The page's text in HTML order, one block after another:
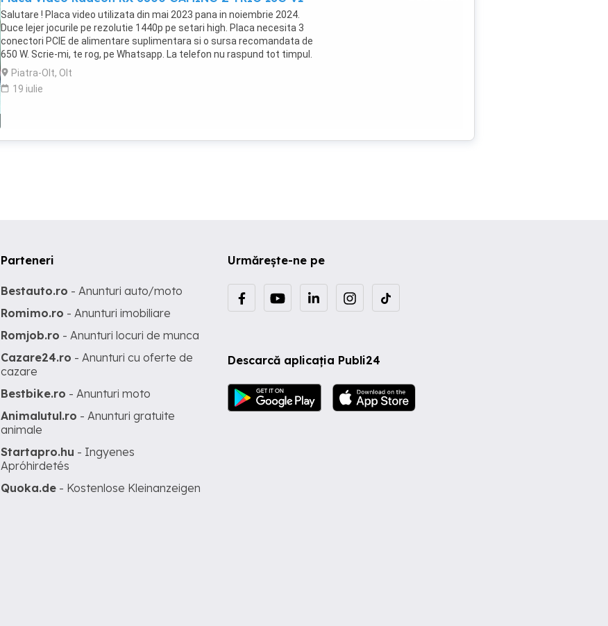
Salutare ! Placa video utilizata din mai 2023 pana in noiembrie 2024.
Duce lejer jocurile pe rezolutie 1440p pe setari high. Placa necesita 3
conectori PCIE de alimentare suplimentara si o sursa recomandata de
650 W. Scrie-mi, te rog, pe Whatsapp. La telefon nu raspund tot timpul.
Piatra-Olt, Olt
19 iulie
Urmărește-ne pe
Descarcă aplicația Publi24
Parteneri
Bestauto.ro - Anunturi auto/moto
Romimo.ro - Anunturi imobiliare
Romjob.ro - Anunturi locuri de munca
Cazare24.ro - Anunturi cu oferte de
cazare
Bestbike.ro - Anunturi moto
Animalutul.ro - Anunturi gratuite
animale
Startapro.hu - Ingyenes
Apróhirdetés
Quoka.de - Kostenlose Kleinanzeigen